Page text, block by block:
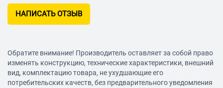
НАПИСАТЬ ОТЗЫВ
Обратите внимание! Производитель оставляет за собой право
изменять конструкцию, технические характеристики, внешний
вид, комплектацию товара, не ухудшающие его
потребительских качеств, без предварительного уведомления